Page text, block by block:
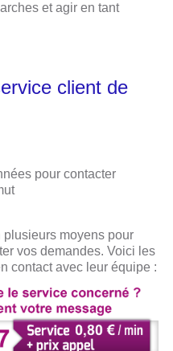
et agir en tant
client de
plusieurs moyens pour
vos demandes. Voici les
contact avec leur équipe :